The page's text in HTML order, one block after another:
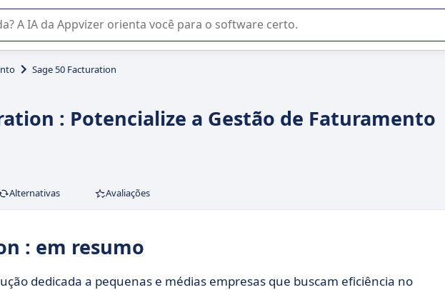
orienta no uso ou na seleção de software SaaS para sua empresa.
Sage 50 Facturation
: Potencialize a Gestão de Faturamento
Alternativas Avaliações
: em resumo
dedicada a pequenas e médias empresas que buscam eficiência no